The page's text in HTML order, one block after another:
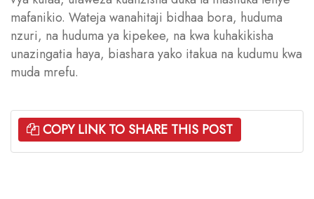
mafanikio. Wateja wanahitaji bidhaa bora, huduma
nzuri, na huduma ya kipekee, na kwa kuhakikisha
unazingatia haya, biashara yako itakua na kudumu kwa
muda mrefu.
COPY LINK TO SHARE THIS POST